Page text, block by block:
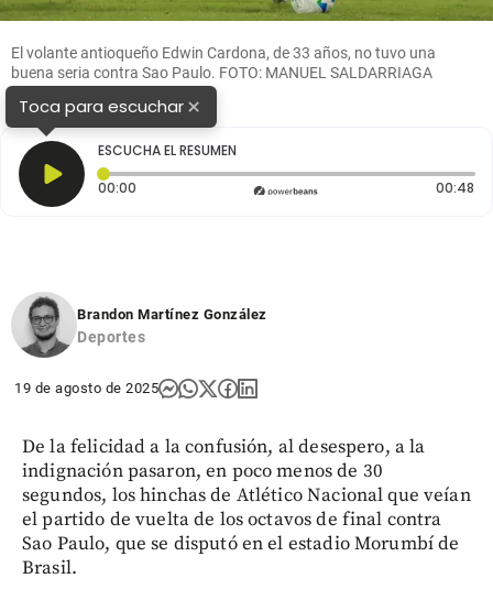
El volante antioqueño Edwin Cardona, de 33 años, no tuvo una
buena seria contra Sao Paulo. FOTO: MANUEL SALDARRIAGA
Toca para escuchar×
ESCUCHA EL RESUMEN
00:00 Tiempo transcurrido: 0 segundos 00:48
Brandon Martínez González
Deportes
19 de agosto de 2025
De la felicidad a la confusión, al desespero, a la
indignación pasaron, en poco menos de 30
segundos, los hinchas de Atlético Nacional que veían
el partido de vuelta de los octavos de final contra
Sao Paulo, que se disputó en el estadio Morumbí de
Brasil.